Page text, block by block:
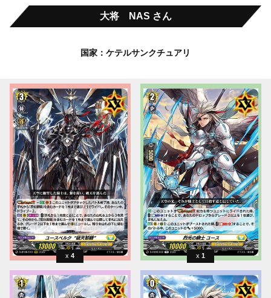
大将 NAS さん
国家：ケテルサンクチュアリ
4 1